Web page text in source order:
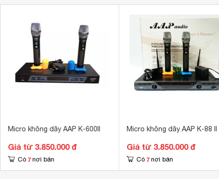
Micro không dây AAP K-600II
Giá từ 3.850.000 đ
Có 7 nơi bán
Micro không dây AAP K-88 II
Giá từ 3.850.000 đ
Có 7 nơi bán